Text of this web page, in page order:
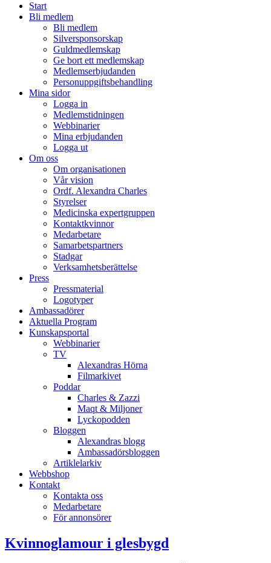
Start
Bli medlem
Bli medlem
Silversponsorskap
Guldmedlemskap
Ge bort ett medlemskap
Medlemserbjudanden
Personuppgiftsbehandling
Mina sidor
Logga in
Medlemstidningen
Webbinarier
Mina erbjudanden
Logga ut
Om oss
Om organisationen
Vår vision
Ordf. Alexandra Charles
Styrelser
Medicinska expertgruppen
Kontaktkvinnor
Medarbetare
Samarbetspartners
Stadgar
Verksamhetsberättelse
Press
Pressmaterial
Logotyper
Ambassadörer
Aktuella Program
Kunskapsportal
Webbinarier
TV
Alexandras Hörna
Filmarkivet
Poddar
Charles & Zazzi
Maqt & Miljoner
Lyckopodden
Bloggen
Alexandras blogg
Ambassadörsbloggen
Artiklelarkiv
Webbshop
Kontakt
Kontakta oss
Medarbetare
För annonsörer
Kvinnoglamour i glesbygd